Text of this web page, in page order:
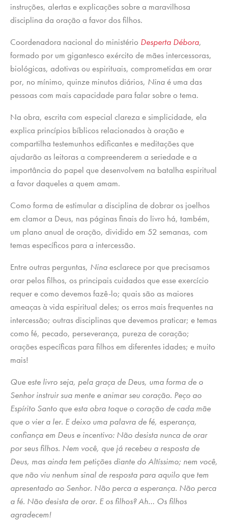
instruções, alertas e explicações sobre a maravilhosa
disciplina da oração a favor dos filhos.
Coordenadora nacional do ministério Desperta Débora,
formado por um gigantesco exército de mães intercessoras,
biológicas, adotivas ou espirituais, comprometidas em orar
por, no mínimo, quinze minutos diários, Ninaé uma das
pessoas com mais capacidade para falar sobre o tema.
Na obra, escrita com especial clareza e simplicidade, ela
explica princípios bíblicos relacionados à oração e
compartilha testemunhos edificantes e meditações que
ajudarão as leitoras a compreenderem a seriedade e a
importância do papel que desenvolvem na batalha espiritual
a favor daqueles a quem amam.
Como forma de estimular a disciplina de dobrar os joelhos
em clamor a Deus, nas páginas finais do livro há, também,
um plano anual de oração, dividido em 52 semanas, com
temas específicos para a intercessão.
Entre outras perguntas, Ninaesclarece por que precisamos
orar pelos filhos, os principais cuidados que esse exercício
requer e como devemos fazê-lo; quais são as maiores
ameaças à vida espiritual deles; os erros mais frequentes na
intercessão; outras disciplinas que devemos praticar; e temas
como fé, pecado, perseverança, pureza de coração;
orações específicas para filhos em diferentes idades; e muito
mais!
Que este livro seja, pela graça de Deus, uma forma de o
Senhor instruir sua mente e animar seu coração. Peço ao
Espírito Santo que esta obra toque o coração de cada mãe
que o vier a ler. E deixo uma palavra de fé, esperança,
confiança em Deus e incentivo: Não desista nunca de orar
por seus filhos. Nem você, que já recebeu a resposta de
Deus, mas ainda tem petições diante do Altíssimo; nem você,
que não viu nenhum sinal de resposta para aquilo que tem
apresentado ao Senhor. Não perca a esperança. Não perca
a fé. Não desista de orar. E os filhos? Ah… Os filhos
agradecem!